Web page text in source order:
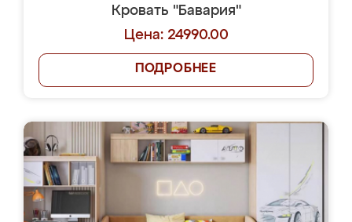
Кровать "Бавария"
Цена: 24990.00
ПОДРОБНЕЕ